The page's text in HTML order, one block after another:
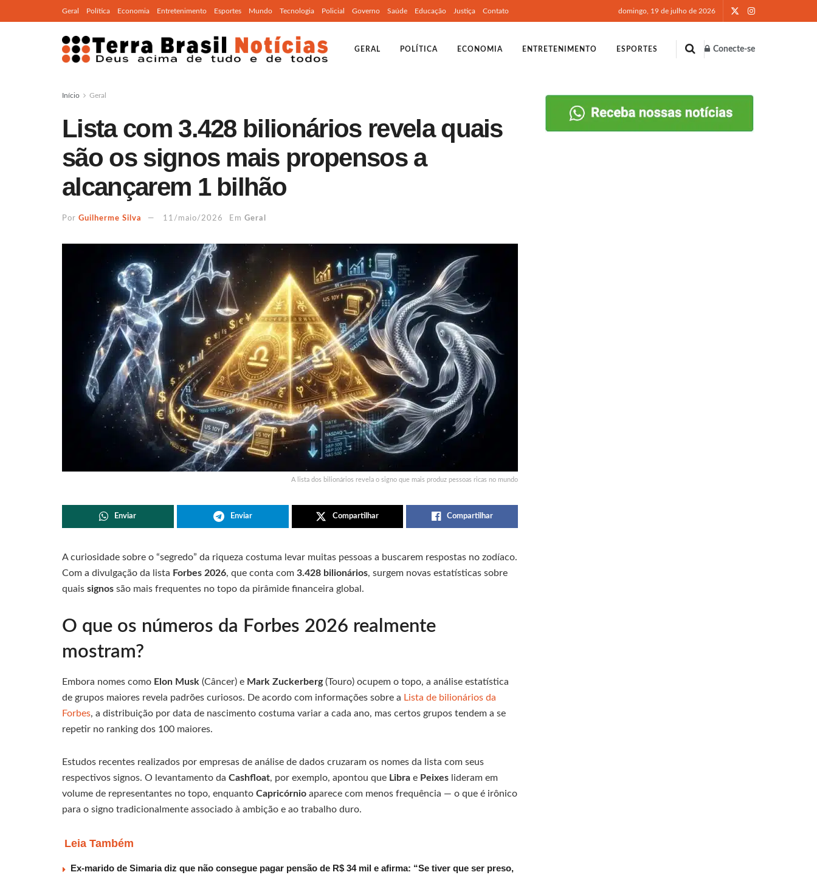
Geral Política Economia Entretenimento Esportes Mundo Tecnologia Policial Governo Saúde Educação Justiça Contato domingo, 19 de julho de 2026
GERAL POLÍTICA ECONOMIA ENTRETENIMENTO ESPORTES Conecte-se
Início Geral
Lista com 3.428 bilionários revela quais
são os signos mais propensos a
alcançarem 1 bilhão
Por Guilherme Silva 11/maio/2026 Em Geral
A lista dos bilionários revela o signo que mais produz pessoas ricas no mundo
Enviar Enviar Compartilhar Compartilhar
A curiosidade sobre o “segredo” da riqueza costuma levar muitas pessoas a buscarem respostas no zodíaco.
Com a divulgação da lista Forbes 2026, que conta com 3.428 bilionários, surgem novas estatísticas sobre
quais signos são mais frequentes no topo da pirâmide financeira global.
O que os números da Forbes 2026 realmente
mostram?
Embora nomes como Elon Musk (Câncer) e Mark Zuckerberg(Touro) ocupem o topo, a análise estatística
de grupos maiores revela padrões curiosos. De acordo com informações sobre a Lista de bilionários da
Forbes, a distribuição por data de nascimento costuma variar a cada ano, mas certos grupos tendem a se
repetir no ranking dos 100 maiores.
Estudos recentes realizados por empresas de análise de dados cruzaram os nomes da lista com seus
respectivos signos. O levantamento da Cashfloat, por exemplo, apontou que Libra e Peixes lideram em
volume de representantes no topo, enquanto Capricórnio aparece com menos frequência — o que é irônico
para o signo tradicionalmente associado à ambição e ao trabalho duro.
Leia Também
Ex-marido de Simaria diz que não consegue pagar pensão de R$ 34 mil e afirma: “Se tiver que ser preso,